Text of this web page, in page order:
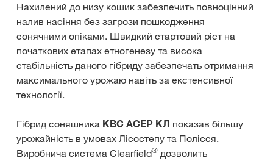
Нахилений до низу кошик забезпечить повноцінний
налив насіння без загрози пошкодження
сонячними опіками. Швидкий стартовий ріст на
початкових етапах етногенезу та висока
стабільність даного гібриду забезпечать отримання
максимального урожаю навіть за екстенсивної
технології.
Гібрид соняшника КВС АСЕР КЛ показав більшу
урожайність в умовах Лісостепу та Полісся.
Виробнича система Clearfield® дозволить